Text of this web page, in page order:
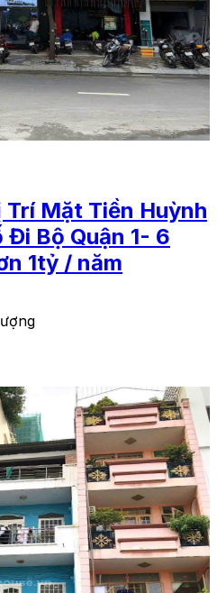
Trí Mặt Tiền Huỳnh
Bộ Quận 1- 6
1tỷ / năm